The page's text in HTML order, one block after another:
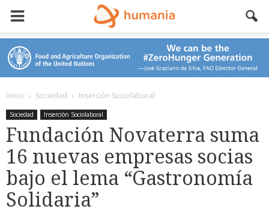
Inicio Sociedad Inserción Sociolaboral
Sociedad Inserción Sociolaboral
Fundación Novaterra suma
16 nuevas empresas socias
bajo el lema “Gastronomía
Solidaria”